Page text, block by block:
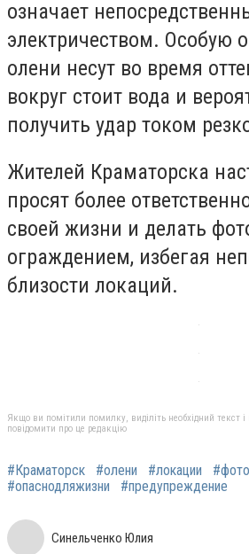
означает
электричеством. Особую
олени несут во время
вокруг стоит вода и
получить удар током
Жителей Краматорска
просят более
своей жизни и делать
ограждением, избегая
близости локаций.
Якщо ви помітили помилку, виділіть необхідний текст
повідомити про це редакцію
#Краматорск #олени #локации
#опаснодляжизни
#предупреждение
Синельченко Юлия